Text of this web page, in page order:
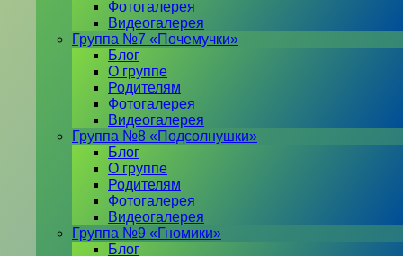
Фотогалерея
Видеогалерея
Группа №7 «Почемучки»
Блог
О группе
Родителям
Фотогалерея
Видеогалерея
Группа №8 «Подсолнушки»
Блог
О группе
Родителям
Фотогалерея
Видеогалерея
Группа №9 «Гномики»
Блог